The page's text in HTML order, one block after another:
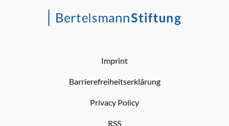
Imprint
Barrierefreiheitserklärung
Privacy Policy
RSS